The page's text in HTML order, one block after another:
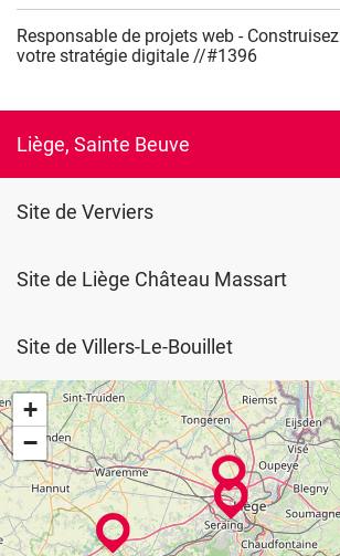
Responsable de projets web - Construisez
votre stratégie digitale //#1396
+
−
Liège, Sainte Beuve
Site de Verviers
Site de Liège Château Massart
Site de Villers-Le-Bouillet